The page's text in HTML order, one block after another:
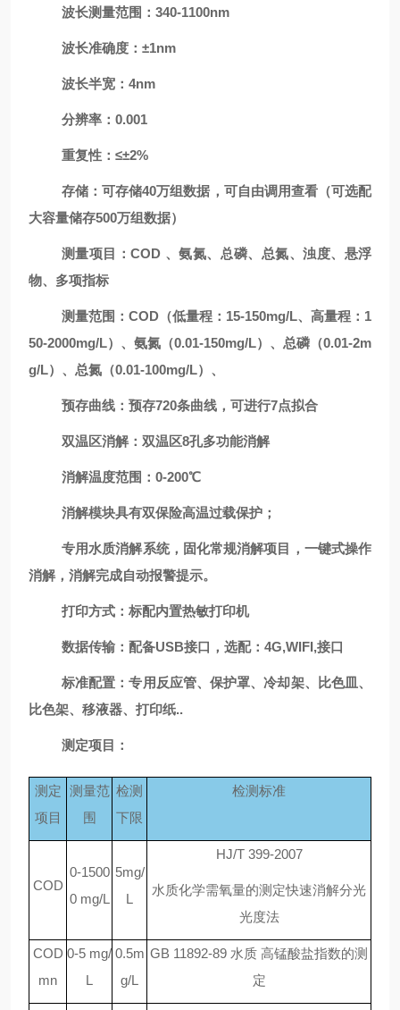
波长测量范围： 340-1100nm
波长准确度： ±1nm
波长半宽： 4nm
分辨率： 0.001
重复性： ≤±2%
存储：可存储40万组数据，可自由调用查看（可选配
大容量储存500万组数据）
测量项目：COD 、氨氮、总磷、总氮、浊度、悬浮
物、多项指标
测量范围： COD（低量程： 15-150mg/L、高量程： 1
50-2000mg/L）、氨氮（0.01-150mg/L）、总磷（0.01-2m
g/L）、总氮（0.01-100mg/L）、
预存曲线：预存720条曲线 ，可进行7点拟合
双温区消解：双温区8孔多功能消解
消解温度范围： 0-200℃
消解模块具有双保险高温过载保护；
专用水质消解系统，固化常规消解项目，一键式操作
消解，消解完成自动报警提示。
打印方式：标配内置热敏打印机
数据传输：配备USB接口，选配： 4G,WIFI,接口
标准配置：专用反应管、保护罩、冷却架、比色皿、
比色架、移液器、打印纸..
测定项目：
测定
项目
测量范
围
检测
下限
检测标准
COD
0-1500
0 mg/L
5mg/
L
HJ/T 399-2007
水质化学需氧量的测定快速消解分光
光度法
COD
mn
0-5 mg/
L
0.5m
g/L
GB 11892-89 水质 高锰酸盐指数的测
定